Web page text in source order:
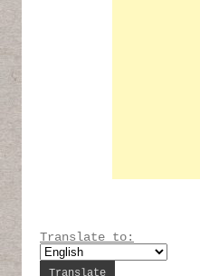
Translate to: